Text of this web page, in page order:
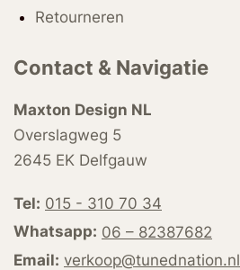
Retourneren
Contact & Navigatie
Maxton Design NL
Overslagweg 5
2645 EK Delfgauw
Tel: 015 - 310 70 34
Whatsapp: 06 – 82387682
Email: verkoop@tunednation.nl